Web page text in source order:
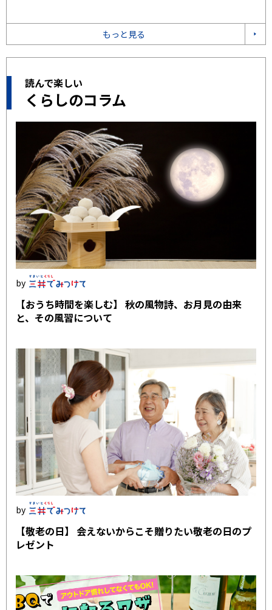
もっと見る
読んで楽しい
くらしのコラム
【おうち時間を楽しむ】 秋の風物詩、お月見の由来
と、その風習について
【敬老の日】 会えないからこそ贈りたい敬老の日のプ
レゼント